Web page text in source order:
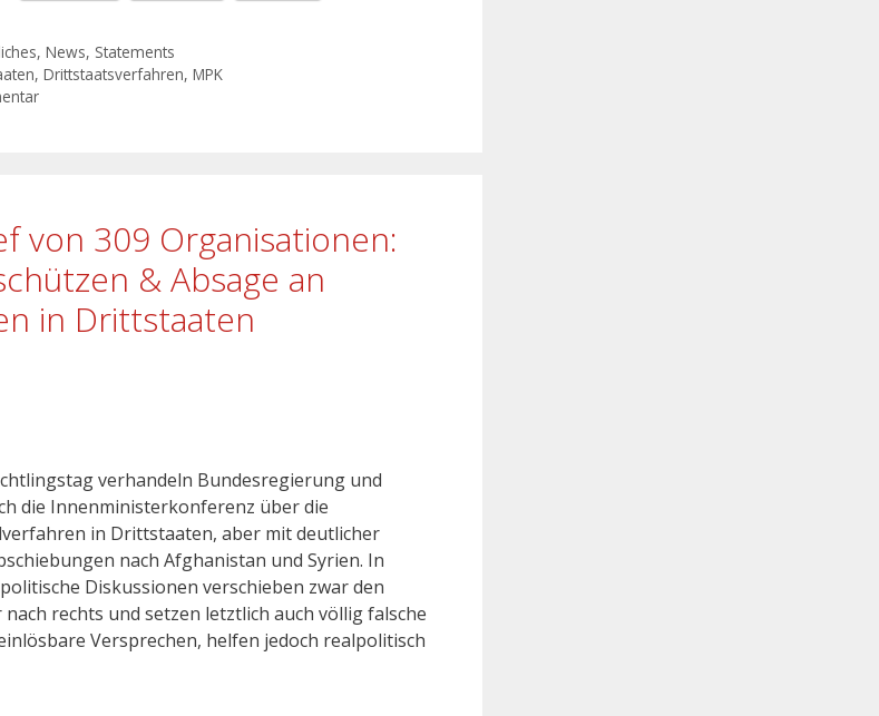
,News, Statements
,Drittstaatsverfahren,MPK
von 309 Organisationen:
& Absage an
in Drittstaaten
verhandeln Bundesregierung und
die Innenministerkonferenz über die
in Drittstaaten, aber mit deutlicher
nach Afghanistan und Syrien. In
Diskussionen verschieben zwar den
rechts und setzen letztlich auch völlig falsche
Versprechen, helfen jedoch realpolitisch